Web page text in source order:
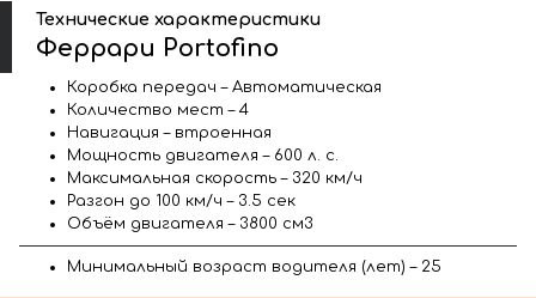
Технические характеристики
Феррари Portofino
Коробка передач – Автоматическая
Количество мест – 4
Навигация – втроенная
Мощность двигателя – 600 л. с.
Максимальная скорость – 320 км/ч
Разгон до 100 км/ч – 3.5 сек
Объём двигателя – 3800 см3
Минимальный возраст водителя (лет) – 25